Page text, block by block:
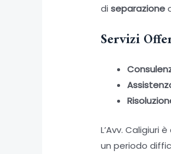
diseparazione
Servizi
L’Avv.
un periodo